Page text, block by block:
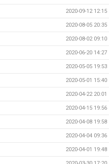
2020-09-12 12:15
2020-08-05 20:35
2020-08-02 09:10
2020-06-20 14:27
2020-05-05 19:53
2020-05-01 15:40
2020-04-22 20:01
2020-04-15 19:56
2020-04-08 19:58
2020-04-04 09:36
2020-04-01 19:48